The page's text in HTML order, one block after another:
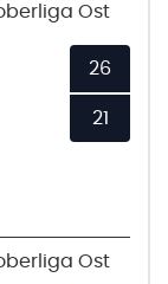
Ost
26
21
Ost